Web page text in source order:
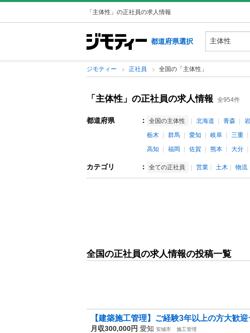
「主体性」の正社員の求人情報
都道府県選択
ジモティー 正社員 全国の「主体性」
「主体性」の正社員の求人情報 全954件
都道府県 ： 全国の主体性 北海道 青森
栃木
群馬 愛知 岐阜 三重
高知
福岡 佐賀 熊本 大分
カテゴリ ： 全ての正社員 営業 土木 物流
全国の正社員の求人情報の投稿一覧
【建築施工管理】ご経験3年以上の方大
月収300,000円 愛知 安城市
施工管理